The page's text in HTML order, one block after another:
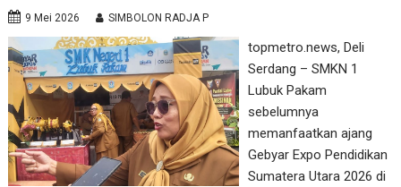
9 Mei 2026 SIMBOLON RADJA P
topmetro.news, Deli
Serdang – SMKN 1
Lubuk Pakam
sebelumnya
memanfaatkan ajang
Gebyar Expo Pendidikan
Sumatera Utara 2026 di